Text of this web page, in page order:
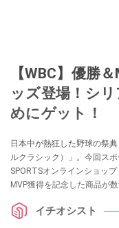
【WBC】優勝
ッズ登場！シ
めにゲット！
日本中が熱狂した野球の祭
ルクラシック）」。今回ス
SPORTSオンラインショッ
MVP獲得を記念した商品が
ね。
イチオシスト